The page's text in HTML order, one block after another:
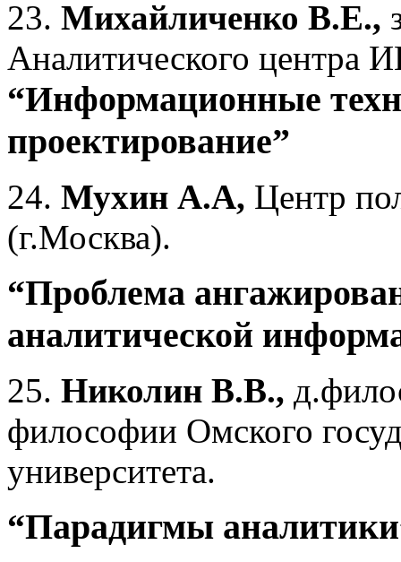
23. Михайличенко В.Е.,
Аналитического центра
“Информационные
проектирование”
24. Мухин А.А, Центр
(г.Москва).
“Проблема
аналитической
25. Николин В.В.,
философии Омского
университета.
“Парадигмы